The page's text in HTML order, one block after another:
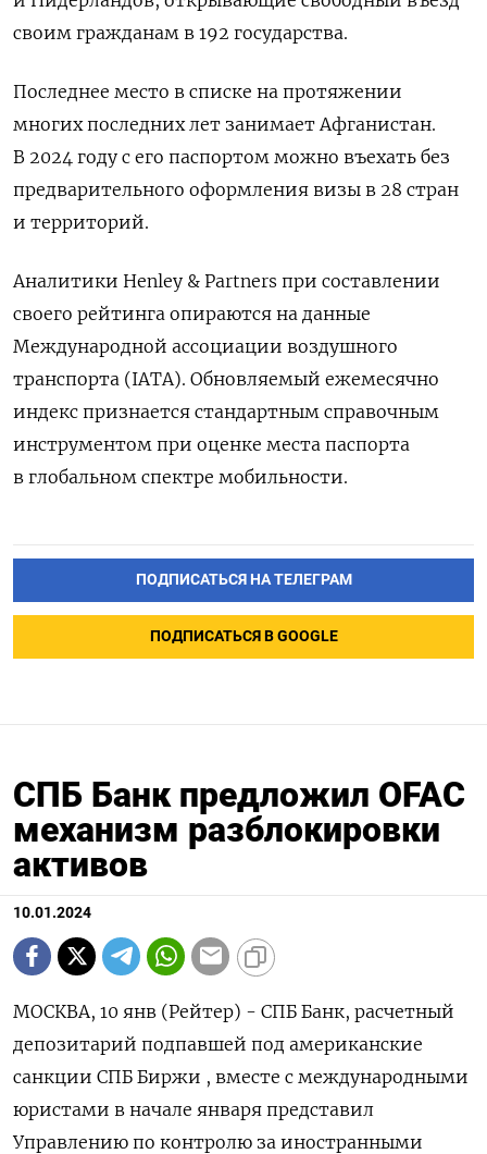
своим гражданам в 192 государства.
Последнее место в списке на протяжении
многих последних лет занимает Афганистан.
В 2024 году с его паспортом можно въехать без
предварительного оформления визы в 28 стран
и территорий.
Аналитики Henley & Partners при составлении
своего рейтинга опираются на данные
Международной ассоциации воздушного
транспорта (IATA). Обновляемый ежемесячно
индекс признается стандартным справочным
инструментом при оценке места паспорта
в глобальном спектре мобильности.
ПОДПИСАТЬСЯ НА ТЕЛЕГРАМ
ПОДПИСАТЬСЯ В GOOGLE
СПБ Банк предложил OFAC
механизм разблокировки
активов
10.01.2024
МОСКВА, 10 янв (Рейтер) - СПБ Банк, расчетный
депозитарий подпавшей под американские
санкции СПБ Биржи , вместе с международными
юристами в начале января представил
Управлению по контролю за иностранными